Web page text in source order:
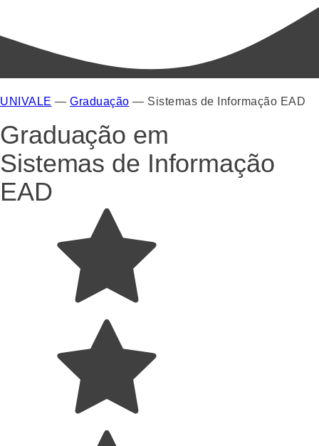
UNIVALE — Graduação — Sistemas de Informação EAD
Graduação em
Sistemas de Informação
EAD